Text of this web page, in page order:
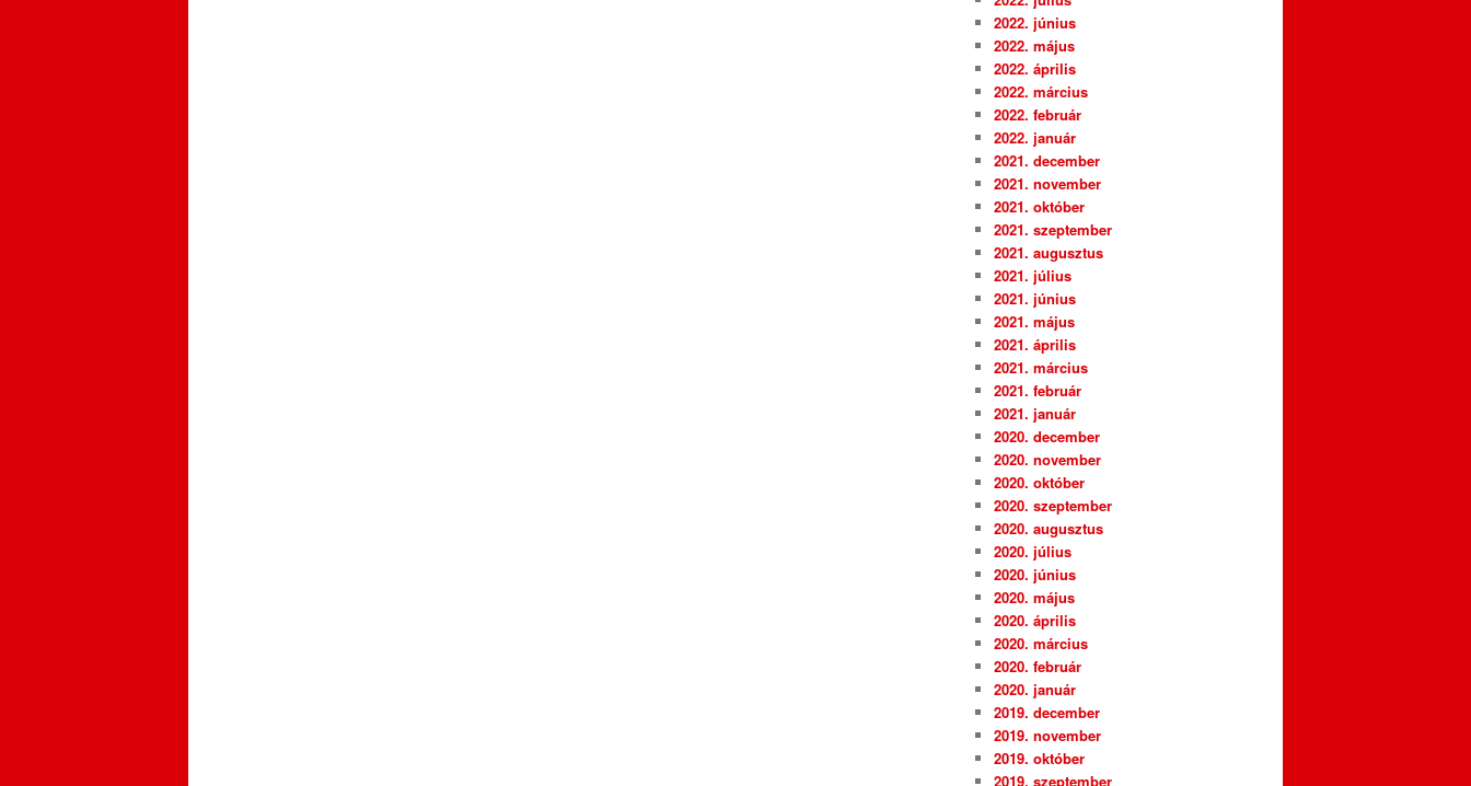
2022. június
2022. május
2022. április
2022. március
2022. február
2022. január
2021. december
2021. november
2021. október
2021. szeptember
2021. augusztus
2021. július
2021. június
2021. május
2021. április
2021. március
2021. február
2021. január
2020. december
2020. november
2020. október
2020. szeptember
2020. augusztus
2020. július
2020. június
2020. május
2020. április
2020. március
2020. február
2020. január
2019. december
2019. november
2019. október
2019. szeptember